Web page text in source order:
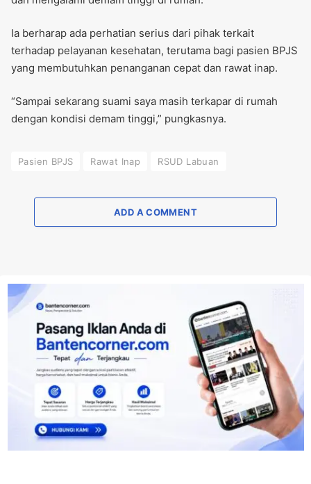
Ia berharap ada perhatian serius dari pihak terkait
terhadap pelayanan kesehatan, terutama bagi pasien BPJS
yang membutuhkan penanganan cepat dan rawat inap.
“Sampai sekarang suami saya masih terkapar di rumah
dengan kondisi demam tinggi,” pungkasnya.
Pasien BPJS Rawat Inap RSUD Labuan
ADD A COMMENT